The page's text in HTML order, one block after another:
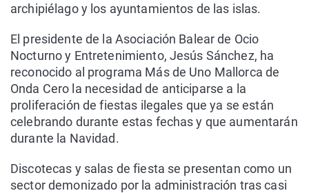
archipiélago y los ayuntamientos de las islas.
El presidente de la Asociación Balear de Ocio
Nocturno y Entretenimiento, Jesús Sánchez, ha
reconocido al programa Más de Uno Mallorca de
Onda Cero la necesidad de anticiparse a la
proliferación de fiestas ilegales que ya se están
celebrando durante estas fechas y que aumentarán
durante la Navidad.
Discotecas y salas de fiesta se presentan como un
sector demonizado por la administración tras casi